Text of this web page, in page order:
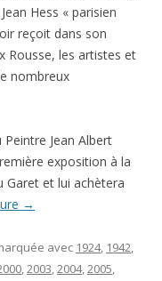
Jean Hess « parisien
reçoit dans son
Rousse, les artistes et
nombreux
Jean Albert
exposition à la
Garet et lui achètera
→
avec 1924, 1942,
,2003,2004,2005,